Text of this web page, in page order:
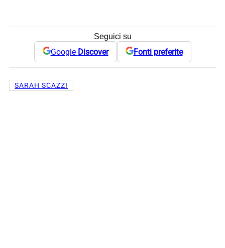
Seguici su
Google Discover Fonti preferite
SARAH SCAZZI